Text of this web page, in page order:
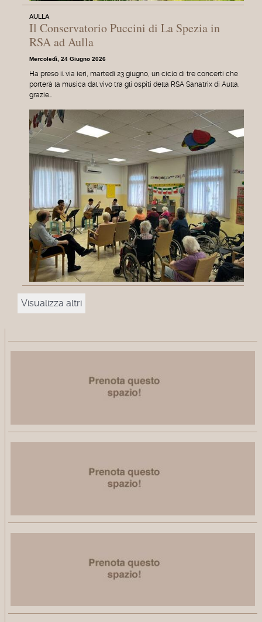
AULLA
Il Conservatorio Puccini di La Spezia in
RSA ad Aulla
Mercoledì, 24 Giugno 2026
Ha preso il via ieri, martedì 23 giugno, un ciclo di tre concerti che
porterà la musica dal vivo tra gli ospiti della RSA Sanatrix di Aulla,
grazie…
Visualizza altri